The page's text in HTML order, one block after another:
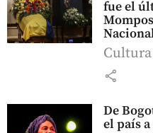
fue el
Cultura
share
De
el país